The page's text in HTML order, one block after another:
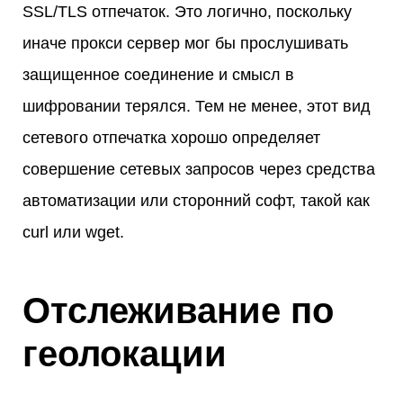
SSL/TLS отпечаток. Это логично, поскольку
иначе прокси сервер мог бы прослушивать
защищенное соединение и смысл в
шифровании терялся. Тем не менее, этот вид
сетевого отпечатка хорошо определяет
совершение сетевых запросов через средства
автоматизации или сторонний софт, такой как
curl или wget.
Отслеживание по
геолокации